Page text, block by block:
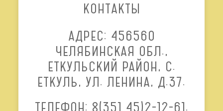
КОНТАКТЫ
АДРЕС: 456560
ЧЕЛЯБИНСКАЯ ОБЛ.,
ЕТКУЛЬСКИЙ РАЙОН, С.
ЕТКУЛЬ, УЛ. ЛЕНИНА, Д.37.
ТЕЛЕФОН: 8(351 45)2-12-61.